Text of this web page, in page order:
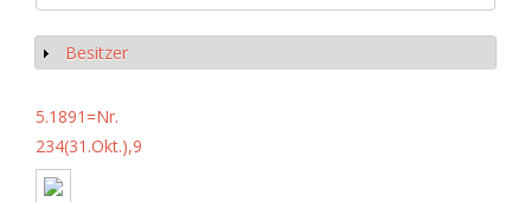
Anzeigen
Besitzer
5.1891=Nr.
234(31.Okt.),9